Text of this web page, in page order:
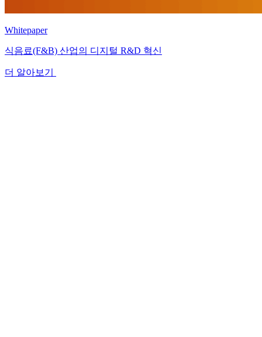
Whitepaper
식음료(F&B) 산업의 디지털 R&D 혁신
더 알아보기